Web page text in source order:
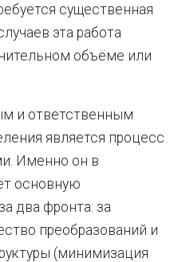
существенная
эта работа
объёме или
и ответственным
является процесс
Именно он в
основную
два фронта: за
преобразований и
(минимизация